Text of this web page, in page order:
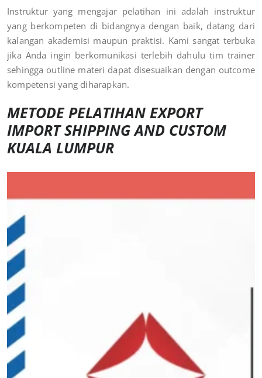
Instruktur yang mengajar pelatihan ini adalah instruktur
yang berkompeten di bidangnya dengan baik, datang dari
kalangan akademisi maupun praktisi. Kami sangat terbuka
jika Anda ingin berkomunikasi terlebih dahulu tim trainer
sehingga outline materi dapat disesuaikan dengan outcome
kompetensi yang diharapkan.
METODEPELATIHAN EXPORT
IMPORT SHIPPING AND CUSTOM
KUALA LUMPUR